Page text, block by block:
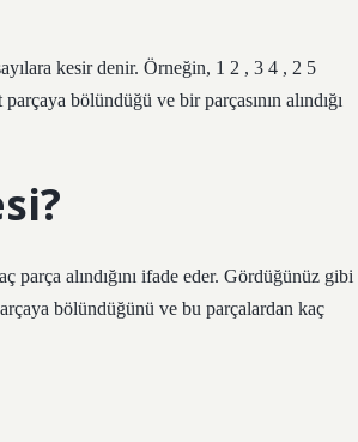
kesir denir. Örneğin, 1 2 , 3 4 , 2 5
bölündüğü ve bir parçasının alındığı
alındığını ifade eder. Gördüğünüz gibi
bölündüğünü ve bu parçalardan kaç